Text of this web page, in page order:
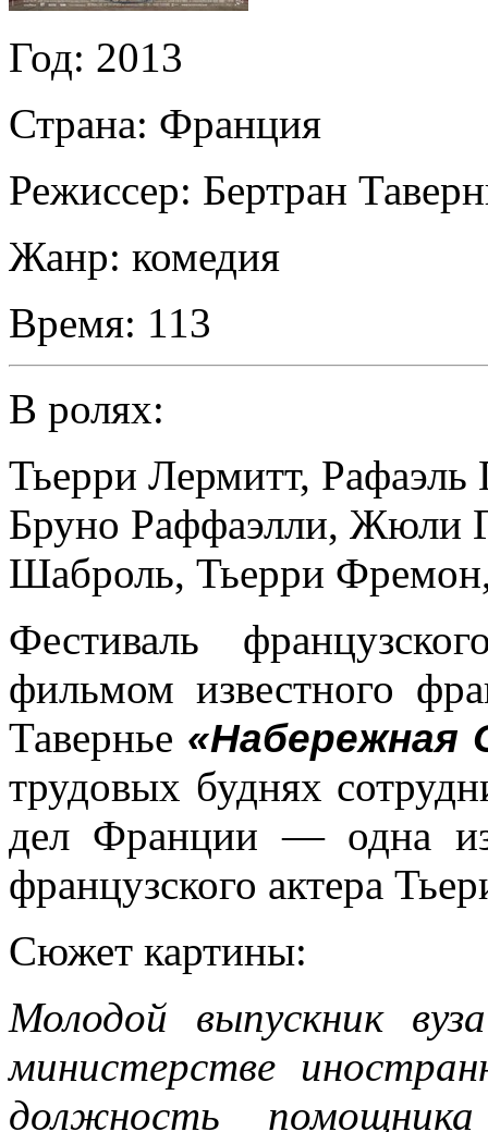
Год: 2013
Страна: Франция
Режиссер: Бертран
Жанр: комедия
Время: 113
В ролях:
Тьерри Лермитт, Рафаэль
Бруно Раффаэлли, Жюли
Шаброль, Тьерри Фремон
Фестиваль
фильмом известного
Тавернье «Набережная
трудовых буднях
дел Франции — одна из
французского актера
Сюжет картины:
Молодой выпускник
министерстве
должность